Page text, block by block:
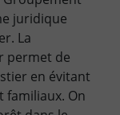
juridique
La
permet de
en évitant
familiaux. On